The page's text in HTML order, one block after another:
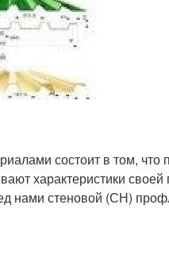
состоит в том, что
характеристики своей
нами стеновой (СН)